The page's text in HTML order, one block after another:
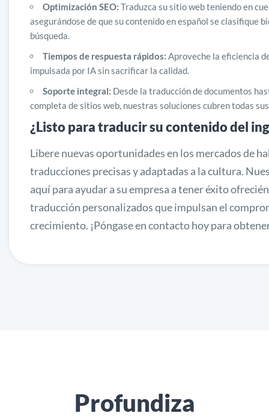
Optimización SEO: Traduzca su sitio web teniendo en
asegurándose de que su contenido en español se clasifique
búsqueda.
Tiempos de respuesta rápidos: Aproveche la eficiencia
impulsada por IA sin sacrificar la calidad.
Soporte integral: Desde la traducción de documentos
completa de sitios web, nuestras soluciones cubren todas
¿Listo para traducir su contenido del
Libere nuevas oportunidades en los mercados de
traducciones precisas y adaptadas a la cultura.
aquí para ayudar a su empresa a tener éxito
traducción personalizados que impulsan el
crecimiento. ¡Póngase en contacto hoy para
Profundiza